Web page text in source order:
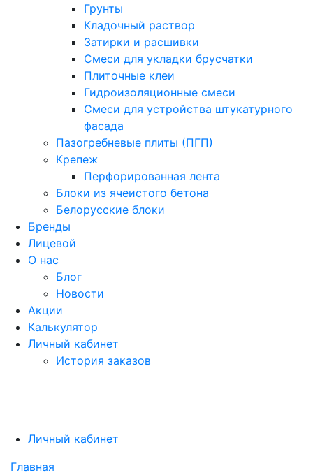
Грунты
Кладочный раствор
Затирки и расшивки
Смеси для укладки брусчатки
Плиточные клеи
Гидроизоляционные смеси
Смеси для устройства штукатурного
фасада
Пазогребневые плиты (ПГП)
Крепеж
Перфорированная лента
Блоки из ячеистого бетона
Белорусские блоки
Бренды
Лицевой
О нас
Блог
Новости
Акции
Калькулятор
Личный кабинет
История заказов
Личный кабинет
Главная